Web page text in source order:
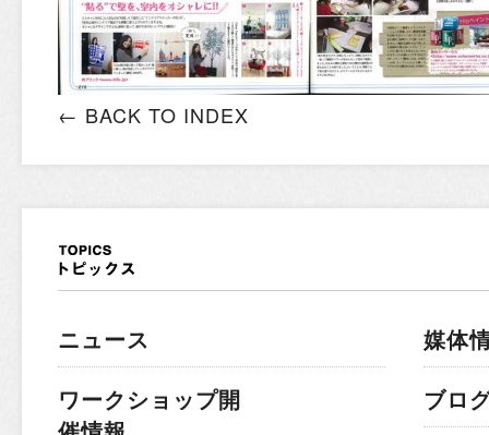
← BACK TO INDEX
ニュース
ワークショップ開
媒体
ブロ